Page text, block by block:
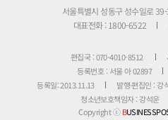
서울특별시 성동구 성수일로
대표전화 : 1800-6522
편집국 : 070-4010-8512
등록번호 : 서울 아 02897
등록일: 2013.11.13
발행·편집인 : 강
청소년보호책임자 : 강석운
Copyright ⓒB